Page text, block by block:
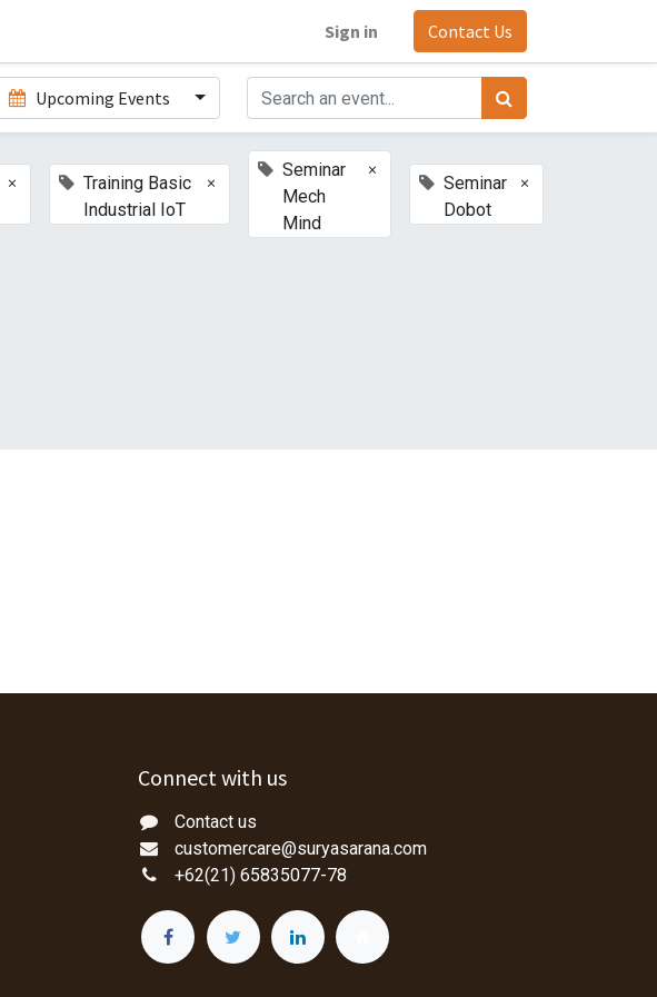
Sign in Contact Us
Upcoming Events
×
Training Basic
Industrial IoT
×
Seminar
Mech
Mind
×
Seminar
Dobot
×
Connect with us
Contact us
customercare@suryasarana.com
+62(21) 65835077-78